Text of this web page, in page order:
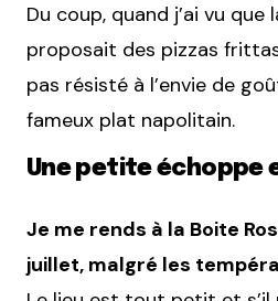
Du coup, quand j’ai vu que
proposait des pizzas
pas résisté à l’envie de
fameux plat napolitain.
Une petite échoppe
Je me rends à la Boite
juillet, malgré les